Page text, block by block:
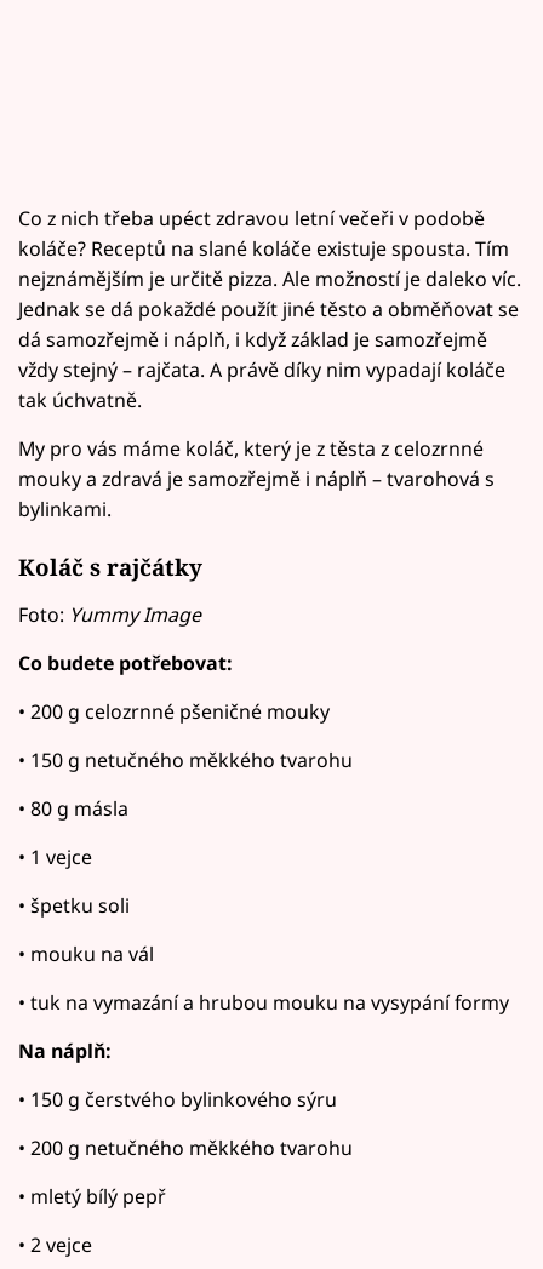
Co z nich třeba upéct zdravou letní večeři v podobě
koláče? Receptů na slané koláče existuje spousta. Tím
nejznámějším je určitě pizza. Ale možností je daleko víc.
Jednak se dá pokaždé použít jiné těsto a obměňovat se
dá samozřejmě i náplň, i když základ je samozřejmě
vždy stejný – rajčata. A právě díky nim vypadají koláče
tak úchvatně.
My pro vás máme koláč, který je z těsta z celozrnné
mouky a zdravá je samozřejmě i náplň – tvarohová s
bylinkami.
Koláč s rajčátky
Foto: Yummy Image
Co budete potřebovat:
• 200 g celozrnné pšeničné mouky
• 150 g netučného měkkého tvarohu
• 80 g másla
• 1 vejce
• špetku soli
• mouku na vál
• tuk na vymazání a hrubou mouku na vysypání formy
Na náplň:
• 150 g čerstvého bylinkového sýru
• 200 g netučného měkkého tvarohu
• mletý bílý pepř
• 2 vejce